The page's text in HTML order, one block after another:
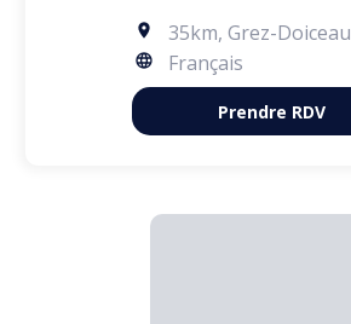
35km, Grez-Doiceau
Français
Prendre RDV